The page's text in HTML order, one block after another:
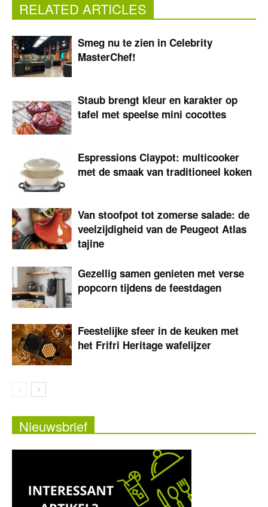
RELATED ARTICLES
Smeg nu te zien in Celebrity
MasterChef!
Staub brengt kleur en karakter op
tafel met speelse mini cocottes
Espressions Claypot: multicooker
met de smaak van traditioneel koken
Van stoofpot tot zomerse salade: de
veelzijdigheid van de Peugeot Atlas
tajine
Gezellig samen genieten met verse
popcorn tijdens de feestdagen
Feestelijke sfeer in de keuken met
het Frifri Heritage wafelijzer
Nieuwsbrief